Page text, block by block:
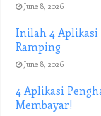
June 8, 2026
Inilah 4 Aplikasi
Ramping
June 8, 2026
4 Aplikasi
Membayar!